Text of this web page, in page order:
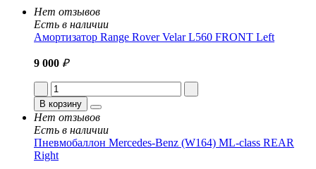
Нет отзывов
Есть в наличии
Амортизатор Range Rover Velar L560 FRONT Left
9 000 ₽
В корзину
Нет отзывов
Есть в наличии
Пневмобаллон Mercedes-Benz (W164) ML-class REAR
Right